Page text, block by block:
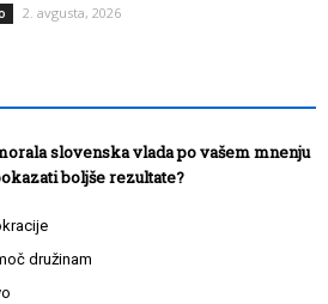
2. avgusta, 2026
slovenska vlada po vašem mnenju
boljše rezultate?
družinam